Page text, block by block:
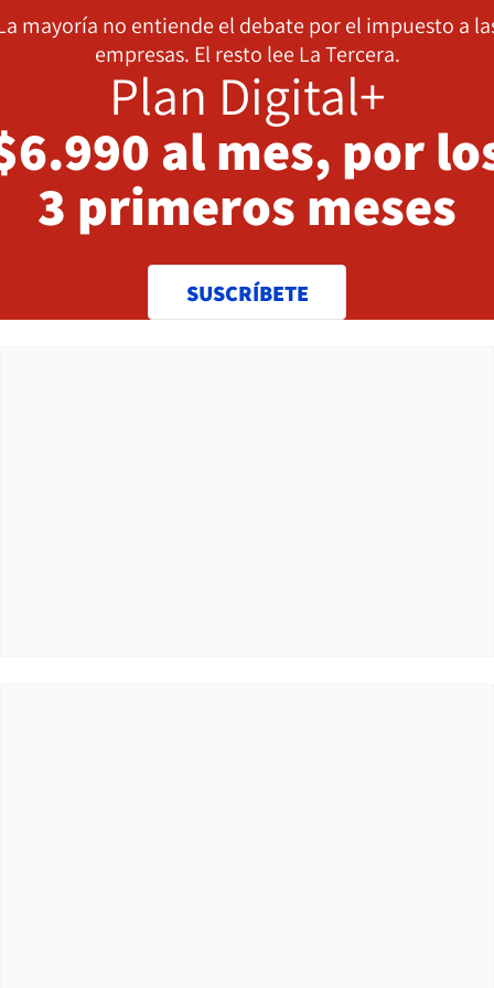
mayoría no entiende el debate por el impuesto a
empresas. El resto lee La Tercera.
Plan Digital+
al mes, por
3 primeros meses
SUSCRÍBETE